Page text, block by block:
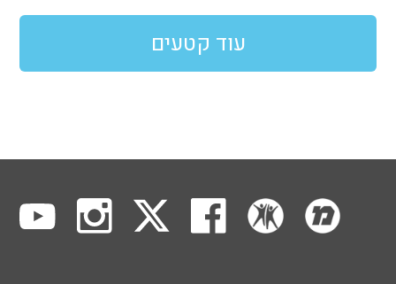
עוד קטעים